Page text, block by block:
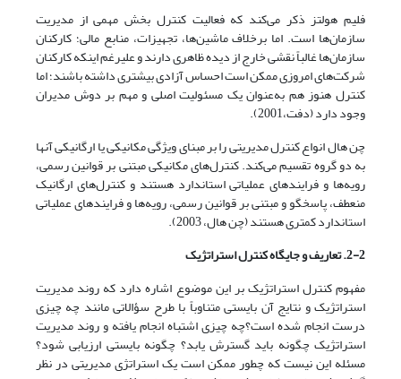
فلیم هولتز ذکر می‌کند که فعالیت کنترل بخش مهمی از مدیریت
سازمان‌ها است. اما برخلاف ماشین‌ها، تجهیزات، منابع مالی؛ کارکنان
سازمان‌ها غالباً نقشی خارج از دیده ظاهری دارند و علیرغم اینکه کارکنان
شرکت‌های امروزی ممکن است احساس آزادی بیشتری داشته باشند؛ اما
کنترل هنوز هم به‌عنوان یک مسئولیت اصلی و مهم بر دوش مدیران
وجود دارد (دفت،2001).
چن هال انواع کنترل مدیریتی را بر مبنای ویژگی مکانیکی یا ارگانیکی آنها
به دو گروه تقسیم می‌کند. کنترل‌های مکانیکی مبتنی بر قوانین رسمی،
رویه‌ها و فرایندهای عملیاتی استاندارد هستند و کنترل‌های ارگانیک
منعطف، پاسخگو و مبتنی بر قوانین رسمی، رویه‌ها و فرایندهای عملیاتی
استاندارد کمتری هستند (چن هال، 2003).
2-2. تعاریف و جایگاه کنترل استراتژیک
مفهوم کنترل استراتژیک بر این موضوع اشاره دارد که روند مدیریت
استراتژیک و نتایج آن بایستی متناوباً با طرح سؤالاتی مانند چه چیزی
درست انجام شده است؟چه چیزی اشتباه انجام یافته و روند مدیریت
استراتژیک چگونه باید گسترش یابد؟ چگونه بایستی ارزیابی شود؟
مسئله این نیست که چطور ممکن است یک استراتژی مدیریتی در نظر